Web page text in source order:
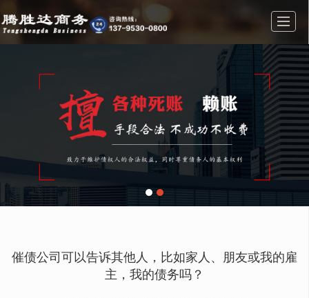
联系我们 留言反馈
催债公司可以告诉其他人，比如家人、朋友或我的雇
主，我的债务吗？